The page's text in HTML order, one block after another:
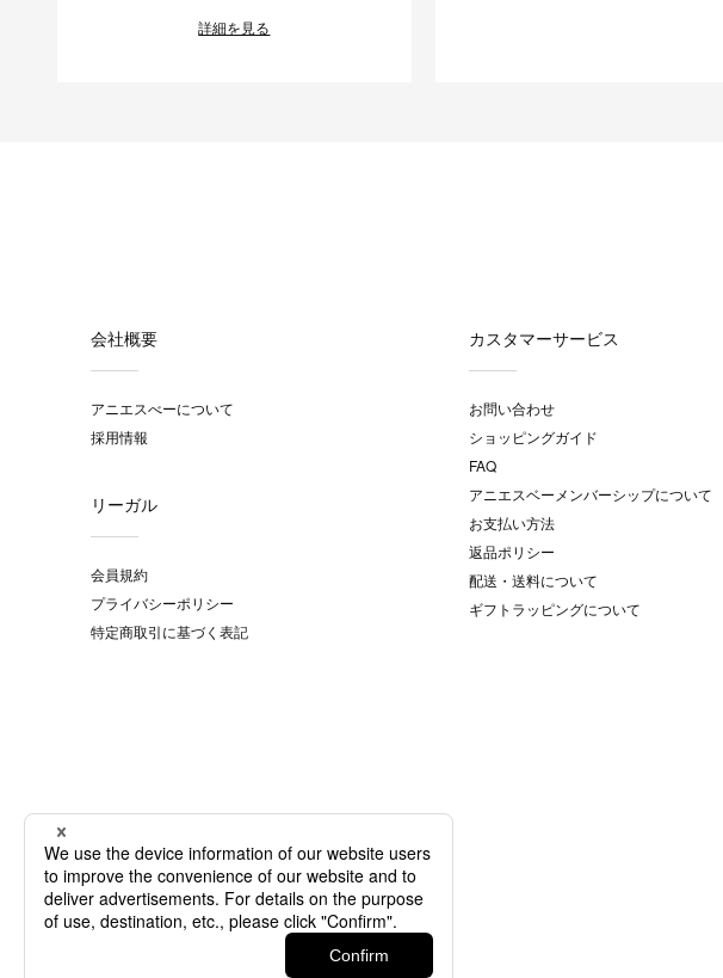
詳細を見る
会社概要
アニエスべーについて
採用情報
リーガル
会員規約
プライバシーポリシー
特定商取引に基づく表記
カスタマーサービス
お問い合わせ
ショッピングガイド
FAQ
アニエスベーメンバーシップについて
お支払い方法
返品ポリシー
配送・送料について
ギフトラッピングについて